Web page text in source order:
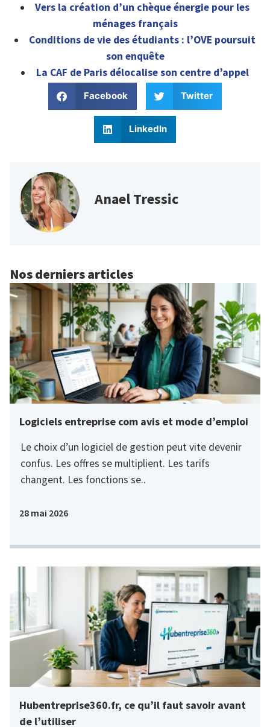
Vers la création d’un chèque énergie pour les
ménages français
Conditions de vie des étudiants : l’OVE poursuit
son enquête
La CAF de Paris délocalise son centre d’appel
Facebook Twitter
LinkedIn
Anael Tressic
Nos derniers articles
Logiciels entreprise com avis et mode d’emploi
Le choix d’un logiciel de gestion peut vite devenir
confus. Les offres se multiplient. Les tarifs
changent. Les fonctions se..
28 mai 2026
Hubentreprise360.fr, ce qu’il faut savoir avant
de l’utiliser